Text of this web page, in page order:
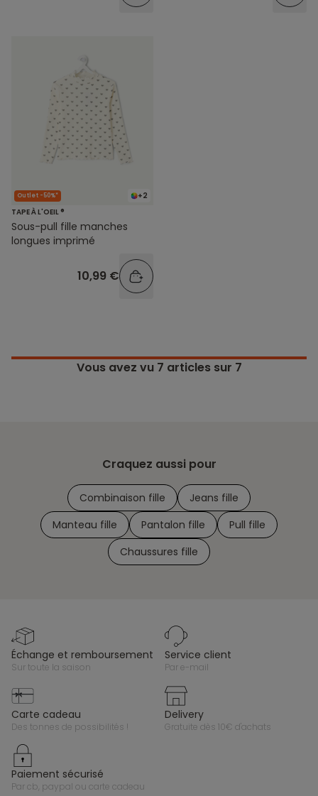
+2
Outlet -50%*
TAPE À L'OEIL ®
Sous-pull fille manches
longues imprimé
10,99 €
Vous avez vu 7 articles sur 7
Craquez aussi pour
Combinaison fille
Jeans fille
Manteau fille
Pantalon fille
Pull fille
Chaussures fille
échange et remboursement
sur toute la saison
service client
par e-mail
carte cadeau
des tonnes de possibilités !
delivery
gratuite dès 10€ d'achats
paiement sécurisé
par cb, paypal ou carte cadeau